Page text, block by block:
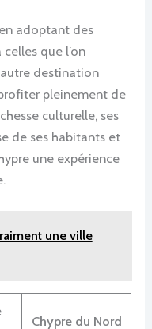
adoptant des
que l’on
destination
pleinement de
culturelle, ses
de ses habitants et
une expérience
une ville
Chypre du Nord